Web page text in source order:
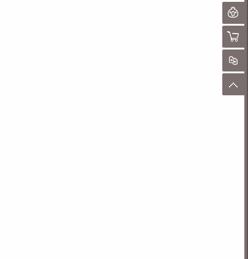
未
聊
购物
对
顶